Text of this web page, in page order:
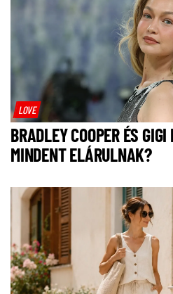
LOVE
BRADLEY COOPER ÉS
MINDENT ELÁRULNAK?